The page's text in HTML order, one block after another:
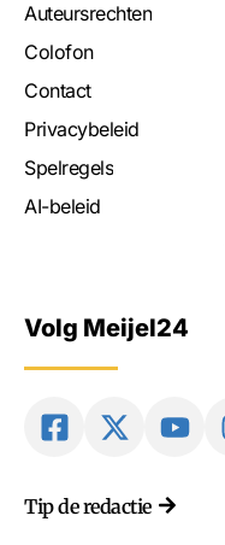
Auteursrechten
Colofon
Contact
Privacybeleid
Spelregels
AI-beleid
Volg Meijel24
Tip de redactie